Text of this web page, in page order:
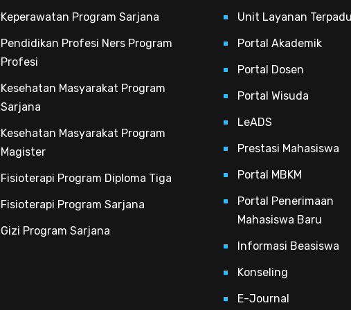
Keperawatan Program Sarjana
Pendidikan Profesi Ners Program
Profesi
Kesehatan Masyarakat Program
Sarjana
Kesehatan Masyarakat Program
Magister
Fisioterapi Program Diploma Tiga
Fisioterapi Program Sarjana
Gizi Program Sarjana
Unit Layanan
Portal Akademik
Portal Dosen
Portal Wisuda
LeADS
Prestasi Mahasiswa
Portal MBKM
Portal Penerimaan
Mahasiswa Baru
Informasi Beasiswa
Konseling
E-Journal